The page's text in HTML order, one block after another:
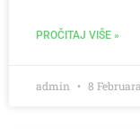
PROČITAJ VIŠE »
admin 8